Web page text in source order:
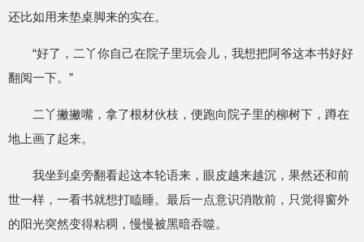
还比如用来垫桌脚来的实在。
“好了，二丫你自己在院子里玩会儿，我想把阿爷这本书好好
翻阅一下。”
二丫撇撇嘴，拿了根材伙枝，便跑向院子里的柳树下，蹲在
地上画了起来。
我坐到桌旁翻看起这本轮语来，眼皮越来越沉，果然还和前
世一样，一看书就想打瞌睡。最后一点意识消散前，只觉得窗外
的阳光突然变得粘稠，慢慢被黑暗吞噬。